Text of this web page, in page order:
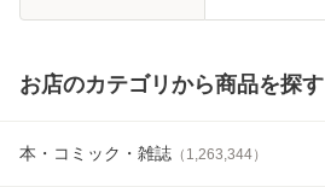
お店のカテゴリから商品を探す
本・コミック・雑誌 （ 1,263,344）